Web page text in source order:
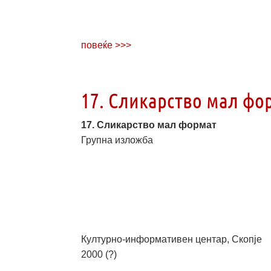
повеќе >>>
17. Сликарство мал
17. Сликарство мал формат
Групна изложба
Културно-информативен центар, Скопје
2000 (?)